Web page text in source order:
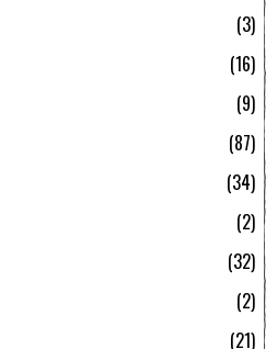
3
16
9
87
34
2
32
2
21